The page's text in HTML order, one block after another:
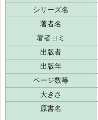
シリーズ名
著者名
著者ヨミ
出版者
出版年
ページ数等
大きさ
原書名